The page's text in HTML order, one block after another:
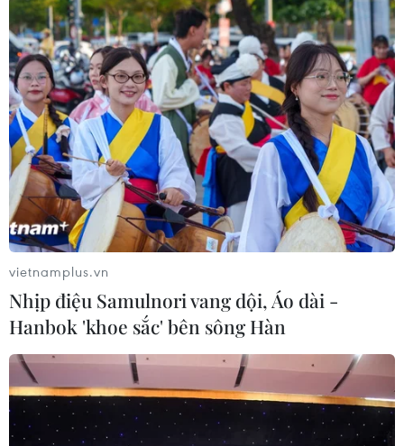
#Phạm pháp
#Pháp luật #Pháp đình
#Xã hội
#An ninh xã hội
#Chính trị
#VietnamPlus
#Vietnam
#Plus #Thoái vốn
#Cổ phần hóa
#Vốn FDI
#Hội nhập quốc tế
Bắc Ninh
Bình Dương
TP. Hà Nội
Khánh Hòa
Tp. Hồ Chí Minh
Thanh Hóa
Theo dõi VietnamPlus
TIN LIÊN QUAN
vietnamplus.vn
Nhịp điệu Samulnori vang dội, Áo dài -
Hanbok 'khoe sắc' bên sông Hàn